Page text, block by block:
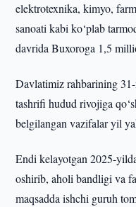
elektrotexnika, kimyo,
sanoati kabi ko‘plab
davrida Buxoroga 1,5
Davlatimiz rahbarining
tashrifi hudud rivojiga
belgilangan vazifalar yil
Endi kelayotgan 2025-
oshirib, aholi bandligi va
maqsadda ishchi guruh